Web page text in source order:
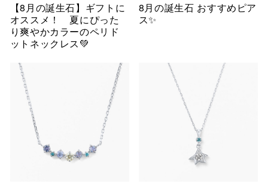
【8月の誕生石】ギフトに
オススメ！ 夏にぴった
り爽やかカラーのペリド
ットネックレス💚
8月の誕生石 おすすめピア
ス✨